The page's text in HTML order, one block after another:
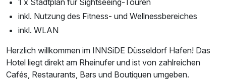
inkl. Nutzung des Fitness- und Wellnessbereiches
inkl. WLAN
Herzlich willkommen im INNSiDE Düsseldorf Hafen! Das
Hotel liegt direkt am Rheinufer und ist von zahlreichen
Cafés, Restaurants, Bars und Boutiquen umgeben.